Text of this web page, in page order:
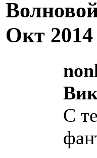
Окт 2014
С